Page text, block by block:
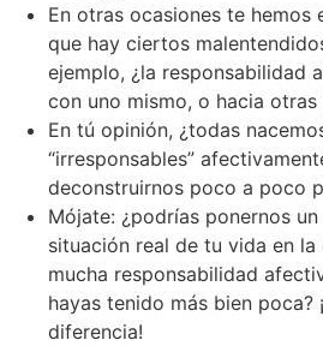
En otras ocasiones te hemos
que hay ciertos
ejemplo, ¿la responsabilidad
con uno mismo, o hacia otras
En tú opinión, ¿todas
“irresponsables”
deconstruirnos poco a poco
Mójate: ¿podrías ponernos
situación real de tu vida en la
mucha responsabilidad
hayas tenido más bien poca?
diferencia!